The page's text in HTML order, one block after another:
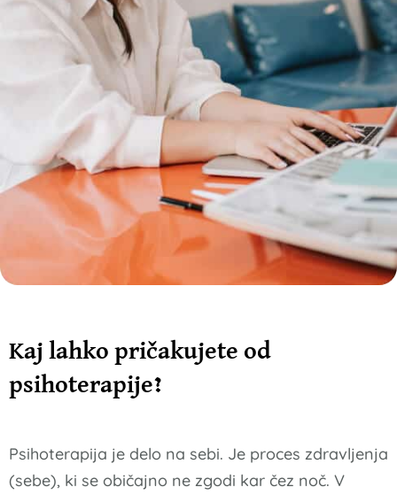
Kaj lahko pričakujete od
psihoterapije?
Psihoterapija je delo na sebi. Je proces zdravljenja
(sebe), ki se običajno ne zgodi kar čez noč. V